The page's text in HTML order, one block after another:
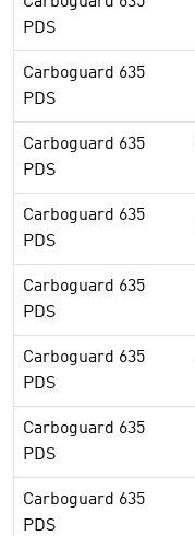
PDS
Carboguard 635
PDS
Carboguard 635
PDS
Carboguard 635
PDS
Carboguard 635
PDS
Carboguard 635
PDS
Carboguard 635
PDS
Carboguard 635
PDS